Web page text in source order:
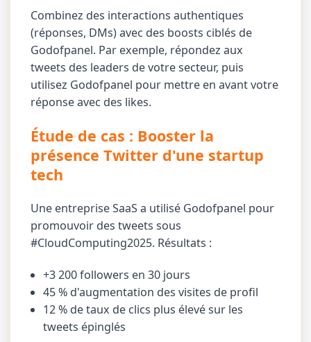
Combinez des interactions authentiques
(réponses, DMs) avec des boosts ciblés de
Godofpanel. Par exemple, répondez aux
tweets des leaders de votre secteur, puis
utilisez Godofpanel pour mettre en avant votre
réponse avec des likes.
Étude de cas : Booster la
présence Twitter d'une startup
tech
Une entreprise SaaS a utilisé Godofpanel pour
promouvoir des tweets sous
#CloudComputing2025. Résultats :
+3 200 followers en 30 jours
45 % d'augmentation des visites de profil
12 % de taux de clics plus élevé sur les
tweets épinglés